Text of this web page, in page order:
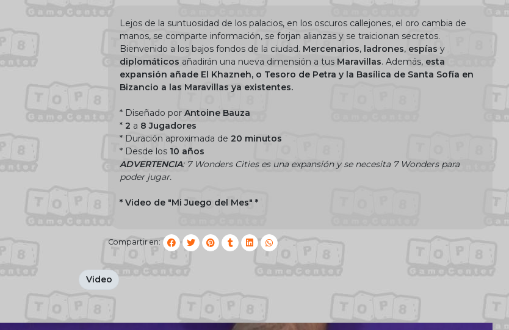
Lejos de la suntuosidad de los palacios, en los oscuros callejones, el oro cambia de
manos, se comparte información, se forjan alianzas y se traicionan secretos.
Bienvenido a los bajos fondos de la ciudad. Mercenarios, ladrones, espías y
diplomáticos añadirán una nueva dimensión a tus Maravillas. Además, esta
expansión añade El Khazneh, o Tesoro de Petra y la Basílica de Santa Sofía en
Bizancio a las Maravillas ya existentes.
* Diseñado por Antoine Bauza
* 2 a 8 Jugadores
* Duración aproximada de 20 minutos
* Desde los 10 años
ADVERTENCIA: 7 Wonders Cities es una expansión y se necesita 7 Wonders para
poder jugar.
* Video de "Mi Juego del Mes" *
Compartir en:
Video